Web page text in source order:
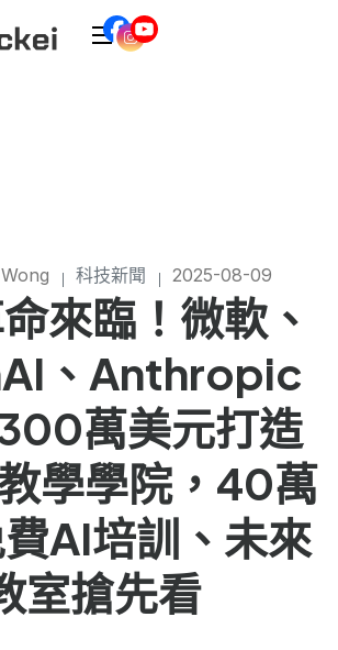
科技新聞 2025-08-09
來臨！微軟、
、Anthropic
萬美元打造
學學院，40萬
AI培訓、未來
室搶先看